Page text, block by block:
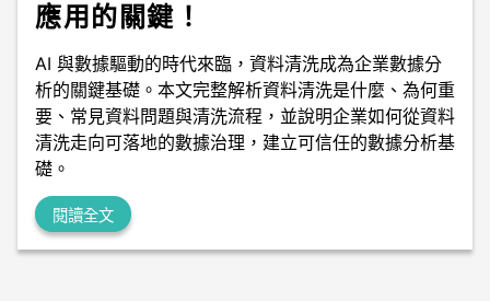
應用的關鍵！
AI 與數據驅動的時代來臨，資料清洗成為企業數據分
析的關鍵基礎。本文完整解析資料清洗是什麼、為何重
要、常見資料問題與清洗流程，並說明企業如何從資料
清洗走向可落地的數據治理，建立可信任的數據分析基
礎。
閱讀全文